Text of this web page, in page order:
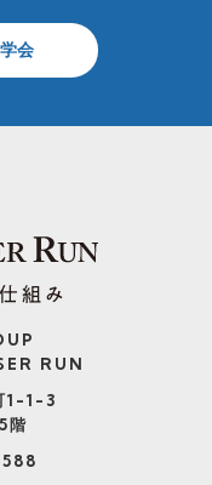
会
RUN
1-1-3
階